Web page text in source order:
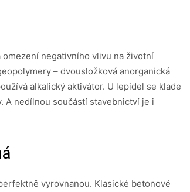
negativního vlivu na životní
– dvousložková anorganická
alkalický aktivátor. U lepidel se klade
A nedílnou součástí stavebnictví je i
vyrovnanou. Klasické betonové